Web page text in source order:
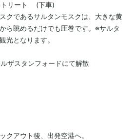
リート (下車)
クであるサルタンモスクは、大きな黄
ら眺めるだけでも圧巻です。※サルタ
光となります。
スタンフォードにて解散
クアウト後、出発空港へ。